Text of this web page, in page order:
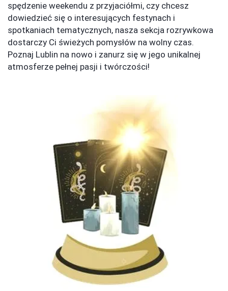
spędzenie weekendu z przyjaciółmi, czy chcesz
dowiedzieć się o interesujących festynach i
spotkaniach tematycznych, nasza sekcja rozrywkowa
dostarczy Ci świeżych pomysłów na wolny czas.
Poznaj Lublin na nowo i zanurz się w jego unikalnej
atmosferze pełnej pasji i twórczości!